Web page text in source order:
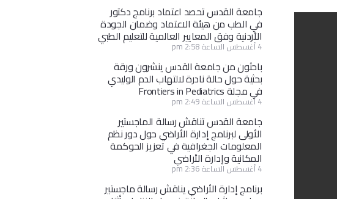
جامعة القدس تحصد اعتماد برنامج دكتور
في الطب من هيئة الاعتماد وضمان الجودة
الأردنية وفق المعايير العالمية للتعليم الطبي
4 أغسطس الساعة 2:58 pm
باحثون من جامعة القدس ينشرون ورقة
بحثية حول حالة نادرة لالتهاب الدم الوليدي
في مجلة Frontiers in Pediatrics
4 أغسطس الساعة 2:49 pm
جامعة القدس تناقش رسالة الماجستير
الأولى لبرنامج إدارة الأراضي حول دور نظم
المعلومات الجغرافية في تعزيز الحوكمة
المكانية وإدارة الأراضي
4 أغسطس الساعة 2:36 pm
برنامج إدارة الأراضي يناقش رسالة ماجستير